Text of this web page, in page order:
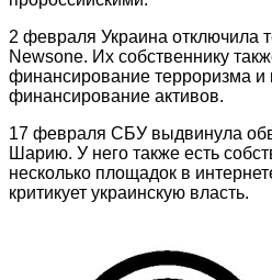
2 февраля Украина отключила
Newsone. Их собственнику
финансирование терроризма и
финансирование активов.
17 февраля СБУ выдвинула
Шарию. У него также есть
несколько площадок в
критикует украинскую власть.